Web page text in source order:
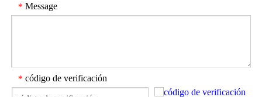
* Message
* código de verificación